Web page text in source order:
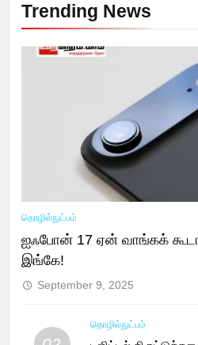
Trending News
தொழில்நுட்பம்
ஐஃபோன் 17 ஏன் வாங்கக்
இங்கே!
September 9, 2025
தொழில்நுட்பம்